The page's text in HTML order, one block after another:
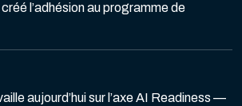
l’adhésion au programme de
aujourd’hui sur l’axe AI Readiness —